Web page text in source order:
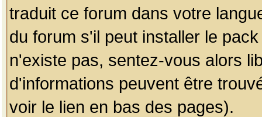
traduit ce forum dans votre
du forum s'il peut installer le
n'existe pas, sentez-vous alors
d'informations peuvent être
voir le lien en bas des pages).